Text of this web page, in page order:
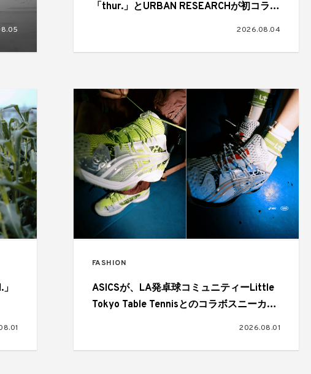
「thur.」とURBAN RESEARCHが初コラボ
2026.08.04
FASHION
ASICSが、LA発卓球コミュニティーLittle
Tokyo Table Tennisとのコラボスニーカー
2026.08.01